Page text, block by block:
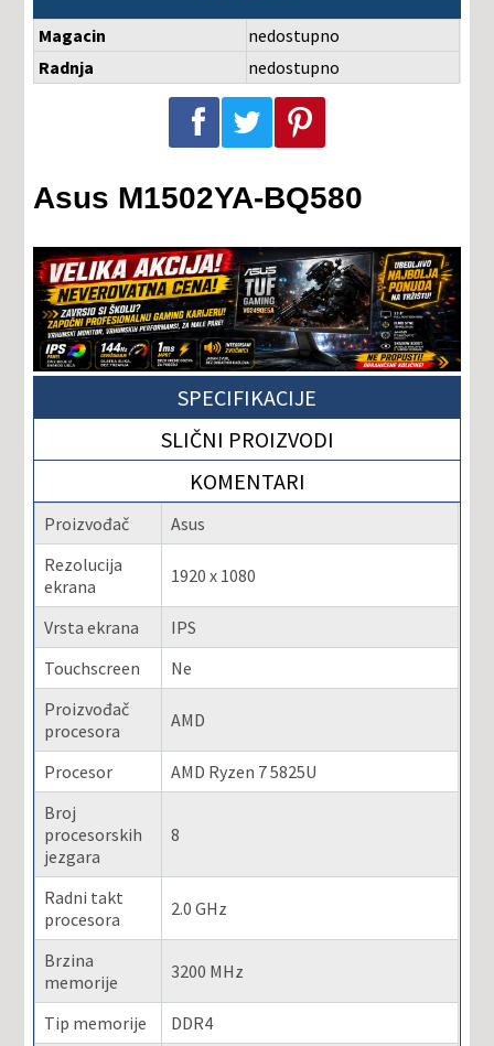
Magacin
nedostupno
Radnja
nedostupno
Podeli na Facebook-u Podeli na Twitter-u Podeli na Pinterest-u
Asus M1502YA-BQ580
SPECIFIKACIJE
SLIČNI PROIZVODI
KOMENTARI
Proizvođač
Asus
Rezolucija
ekrana
1920 x 1080
Vrsta ekrana
IPS
Touchscreen
Ne
Proizvođač
procesora
AMD
Procesor
AMD Ryzen 7 5825U
Broj
procesorskih
jezgara
8
Radni takt
procesora
2.0 GHz
Brzina
memorije
3200 MHz
Tip memorije DDR4